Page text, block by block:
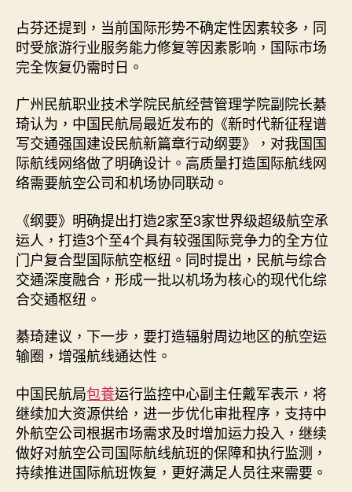
占芬还提到，当前国际形势不确定性因素较多，同
时受旅游行业服务能力修复等因素影响，国际市场
完全恢复仍需时日。
广州民航职业技术学院民航经营管理学院副院长綦
琦认为，中国民航局最近发布的《新时代新征程谱
写交通强国建设民航新篇章行动纲要》，对我国国
际航线网络做了明确设计。高质量打造国际航线网
络需要航空公司和机场协同联动。
《纲要》明确提出打造2家至3家世界级超级航空承
运人，打造3个至4个具有较强国际竞争力的全方位
门户复合型国际航空枢纽。同时提出，民航与综合
交通深度融合，形成一批以机场为核心的现代化综
合交通枢纽。
綦琦建议，下一步，要打造辐射周边地区的航空运
输圈，增强航线通达性。
中国民航局包養运行监控中心副主任戴军表示，将
继续加大资源供给，进一步优化审批程序，支持中
外航空公司根据市场需求及时增加运力投入，继续
做好对航空公司国际航线航班的保障和执行监测，
持续推进国际航班恢复，更好满足人员往来需要。